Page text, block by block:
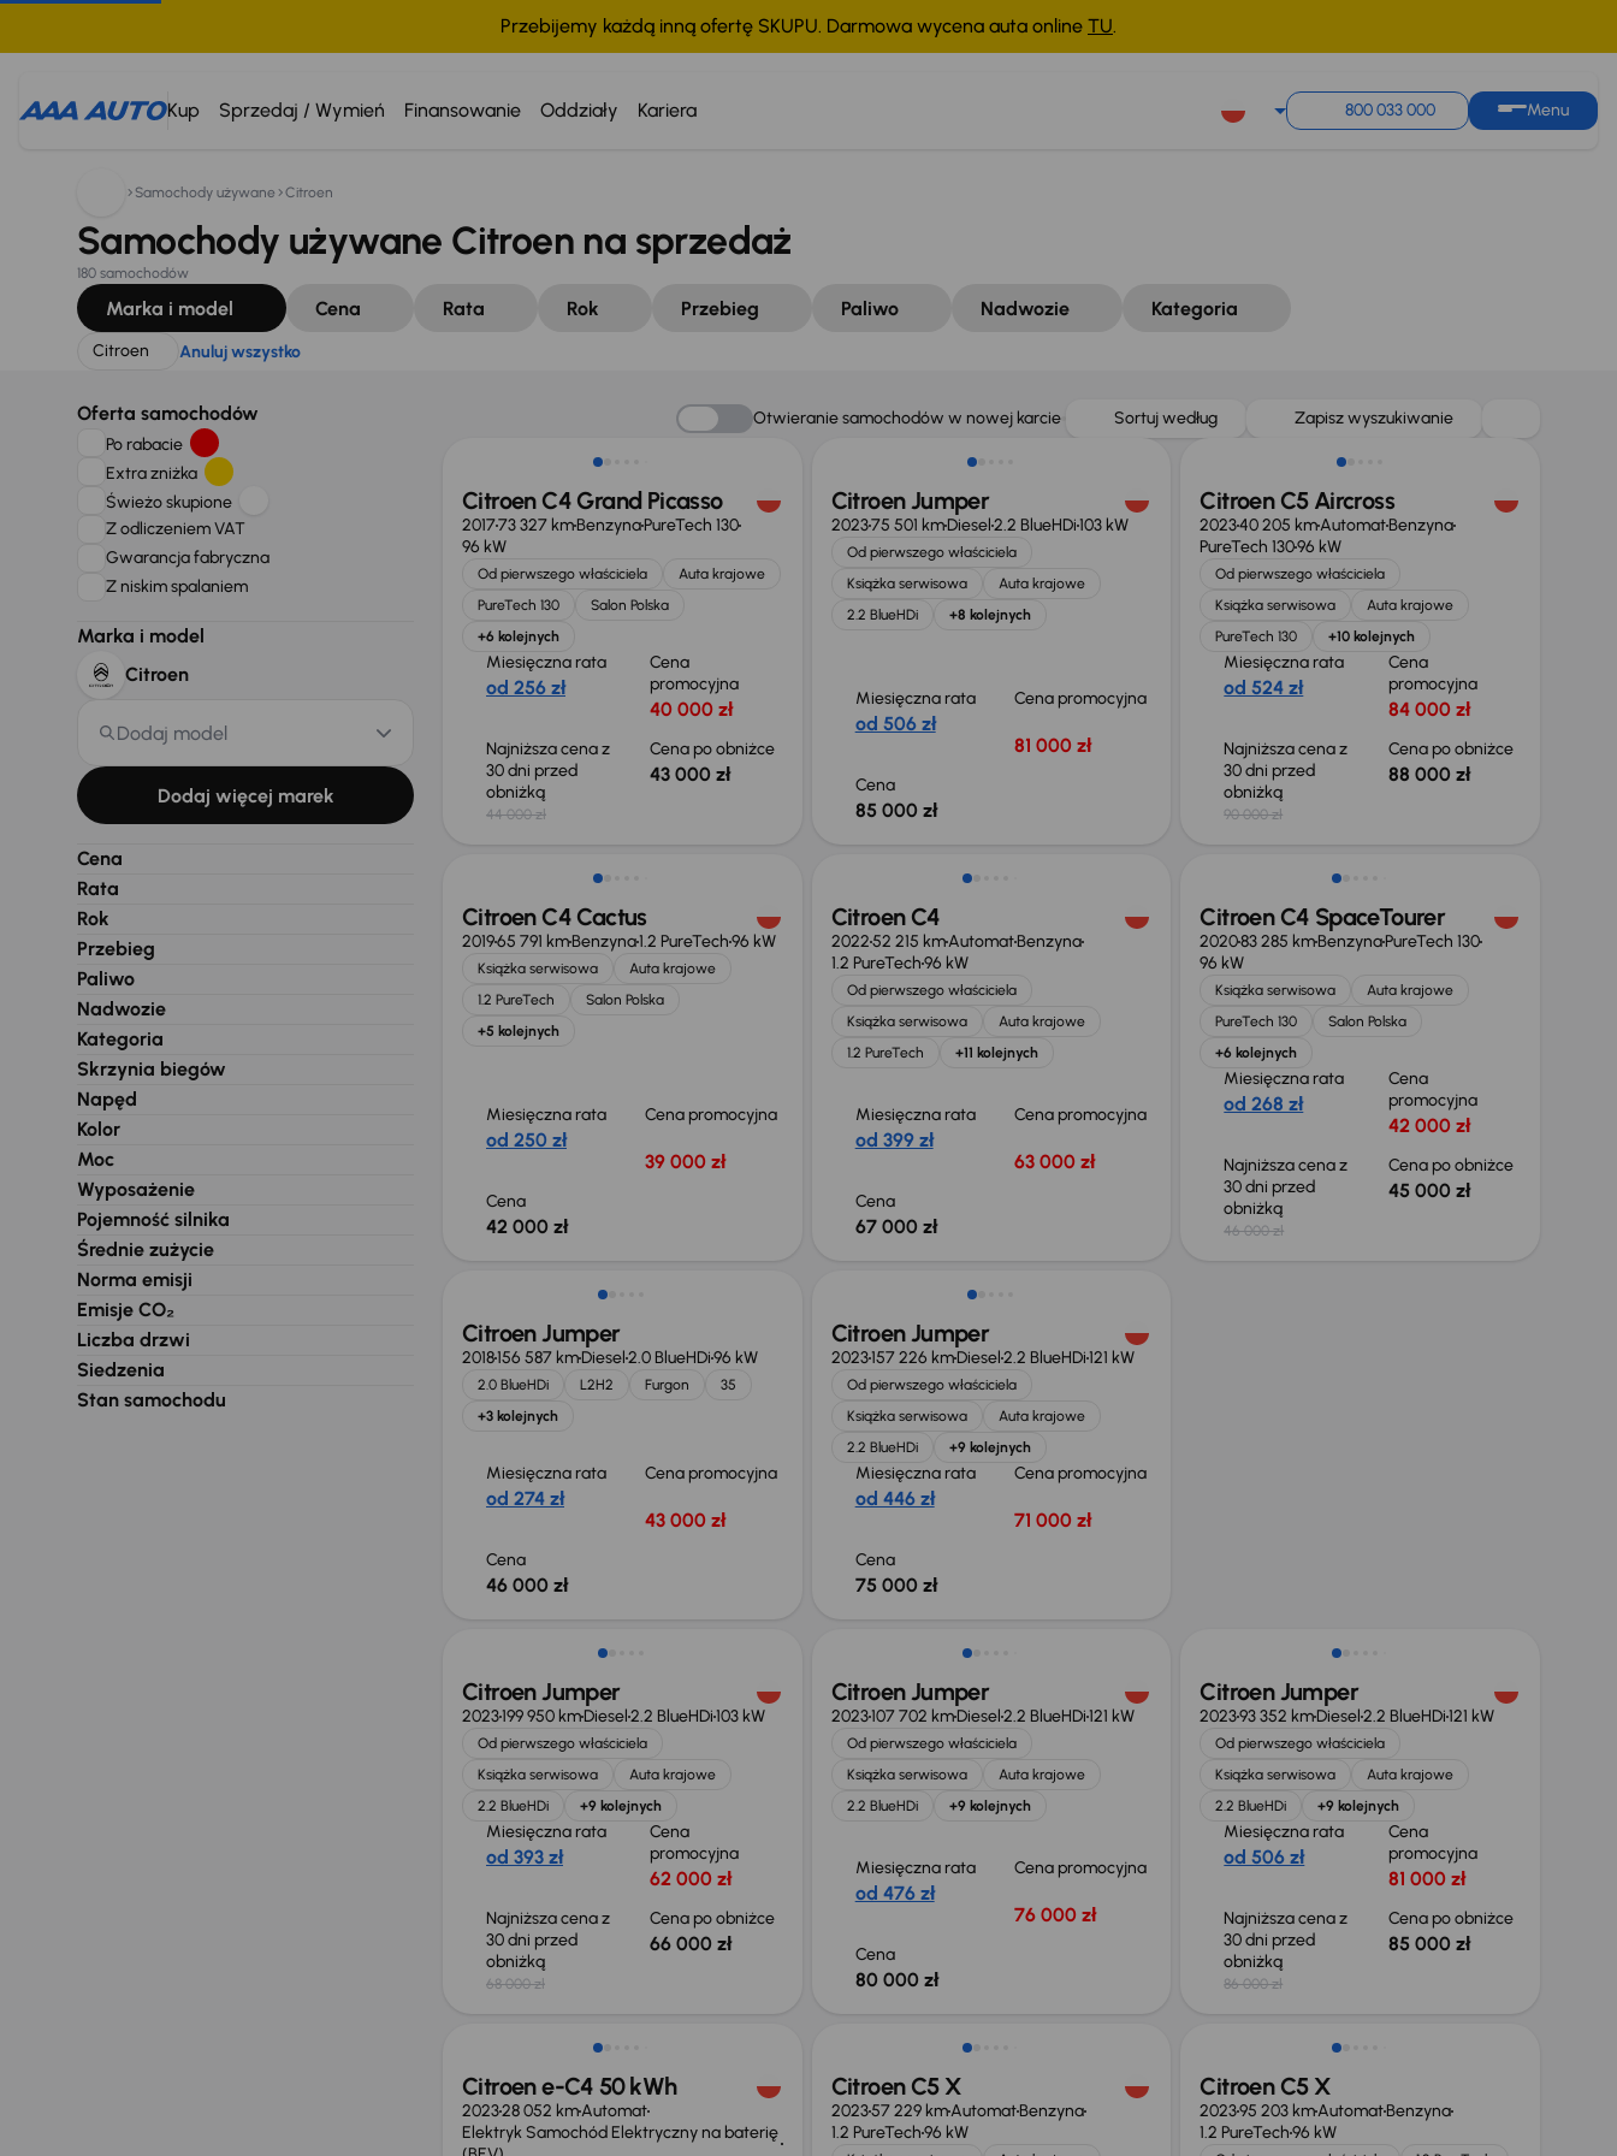
Przebijemy każdą inną ofertę SKUPU. Darmowa wycena auta online TU.
Kup Sprzedaj / Wymień Finansowanie Oddziały Kariera 800 033 000 Menu
Szukam: Anuluj wszystko
Samochody używane Citroen
Samochody używane Citroen na sprzedaż
180 samochodów
Marka i model Cena Rata Rok Przebieg Paliwo Nadwozie Kategoria
Citroen Anuluj wszystko
Oferta samochodów
Po rabacie
Extra zniżka
Świeżo skupione
Z odliczeniem VAT
Gwarancja fabryczna
Z niskim spalaniem
Marka i model
Citroen
Dodaj model
Dodaj więcej marek
Cena
Rata
Rok
Przebieg
Paliwo
Nadwozie
Kategoria
Skrzynia biegów
Napęd
Kolor
Moc
Wyposażenie
Pojemność silnika
Średnie zużycie
Norma emisji
Emisje CO₂
Liczba drzwi
Siedzenia
Stan samochodu
Otwieranie samochodów w nowej karcie Sortuj według Zapisz wyszukiwanie
Citroen C4 Grand Picasso
201773 327 kmBenzynaPureTech 130
96 kW
Od pierwszego właściciela
Auta krajowe
PureTech 130
Salon Polska
+6 kolejnych
Miesięczna rata
od 256 zł
Cena
promocyjna
40 000 zł
Najniższa cena z
30 dni przed
obniżką
44 000 zł
Cena po obniżce
43 000 zł
Możliwość odliczenia VAT
Citroen Jumper
202375 501 kmDiesel2.2 BlueHDi103 kW
Od pierwszego właściciela
Książka serwisowa
Auta krajowe
2.2 BlueHDi
+8 kolejnych
Miesięczna rata
od 506 zł
Cena promocyjna
81 000 zł
Cena
85 000 zł
Taniej o 2 000 zł
Citroen C5 Aircross
202340 205 kmAutomatBenzyna
PureTech 13096 kW
Od pierwszego właściciela
Książka serwisowa
Auta krajowe
PureTech 130
+10 kolejnych
Miesięczna rata
od 524 zł
Cena
promocyjna
84 000 zł
Najniższa cena z
30 dni przed
obniżką
90 000 zł
Cena po obniżce
88 000 zł
Możliwość odliczenia VAT
Citroen C4 Cactus
201965 791 kmBenzyna1.2 PureTech96 kW
Książka serwisowa
Auta krajowe
1.2 PureTech
Salon Polska
+5 kolejnych
Miesięczna rata
od 250 zł
Cena promocyjna
39 000 zł
Cena
42 000 zł
Świeżo skupione
Citroen C4
202252 215 kmAutomatBenzyna
1.2 PureTech96 kW
Od pierwszego właściciela
Książka serwisowa
Auta krajowe
1.2 PureTech
+11 kolejnych
Miesięczna rata
od 399 zł
Cena promocyjna
63 000 zł
Cena
67 000 zł
Taniej o 1 000 zł
Citroen C4 SpaceTourer
202083 285 kmBenzynaPureTech 130
96 kW
Książka serwisowa
Auta krajowe
PureTech 130
Salon Polska
+6 kolejnych
Miesięczna rata
od 268 zł
Cena
promocyjna
42 000 zł
Najniższa cena z
30 dni przed
obniżką
46 000 zł
Cena po obniżce
45 000 zł
Citroen Jumper
2018156 587 kmDiesel2.0 BlueHDi96 kW
2.0 BlueHDi L2H2 Furgon
35
+3 kolejnych
Miesięczna rata
od 274 zł
Cena promocyjna
43 000 zł
Cena
46 000 zł
Możliwość odliczenia VAT
Citroen Jumper
2023157 226 kmDiesel2.2 BlueHDi121 kW
Od pierwszego właściciela
Książka serwisowa
Auta krajowe
2.2 BlueHDi
+9 kolejnych
Miesięczna rata
od 446 zł
Cena promocyjna
71 000 zł
Cena
75 000 zł
Taniej o 2 000 zł
Citroen Jumper
2023199 950 kmDiesel2.2 BlueHDi103 kW
Od pierwszego właściciela
Książka serwisowa
Auta krajowe
2.2 BlueHDi
+9 kolejnych
Miesięczna rata
od 393 zł
Cena
promocyjna
62 000 zł
Najniższa cena z
30 dni przed
obniżką
68 000 zł
Cena po obniżce
66 000 zł
Możliwość odliczenia VAT
Citroen Jumper
2023107 702 kmDiesel2.2 BlueHDi121 kW
Od pierwszego właściciela
Książka serwisowa
Auta krajowe
2.2 BlueHDi
+9 kolejnych
Miesięczna rata
od 476 zł
Cena promocyjna
76 000 zł
Cena
80 000 zł
Citroen Jumper
202393 352 kmDiesel2.2 BlueHDi121 kW
Od pierwszego właściciela
Książka serwisowa
Auta krajowe
2.2 BlueHDi
+9 kolejnych
Miesięczna rata
od 506 zł
Cena
promocyjna
81 000 zł
Najniższa cena z
30 dni przed
obniżką
86 000 zł
Cena po obniżce
85 000 zł
Taniej o 1 500 zł
Citroen e-C4 50 kWh
202328 052 kmAutomat
Elektryk Samochód Elektryczny na baterię
Możliwość odliczenia VAT
Citroen C5 X
202357 229 kmAutomatBenzyna
1.2 PureTech96 kW
Taniej o 2 000 zł
Citroen C5 X
202395 203 kmAutomatBenzyna
1.2 PureTech96 kW